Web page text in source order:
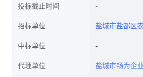
投标截止时间
招标单位 盐城市盐都区
中标单位
代理单位 盐城市畅为企